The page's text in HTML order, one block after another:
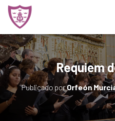
Requiem
Publicado porOrfeón